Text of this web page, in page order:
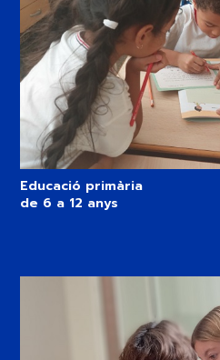
Educació primària
de 6 a 12 anys